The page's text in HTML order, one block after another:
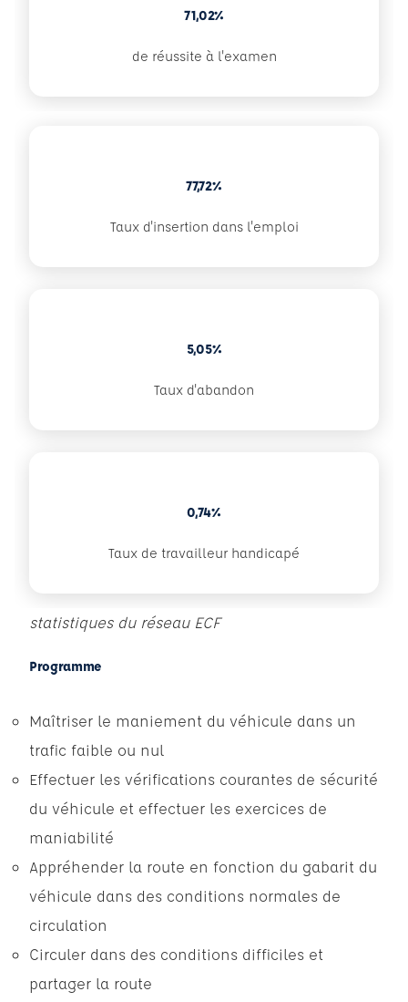
71,02%
de réussite à l'examen
77,72%
Taux d'insertion dans l'emploi
5,05%
Taux d'abandon
0,74%
Taux de travailleur handicapé
statistiques du réseau ECF
Programme
Maîtriser le maniement du véhicule dans un
trafic faible ou nul
Effectuer les vérifications courantes de sécurité
du véhicule et effectuer les exercices de
maniabilité
Appréhender la route en fonction du gabarit du
véhicule dans des conditions normales de
circulation
Circuler dans des conditions difficiles et
partager la route